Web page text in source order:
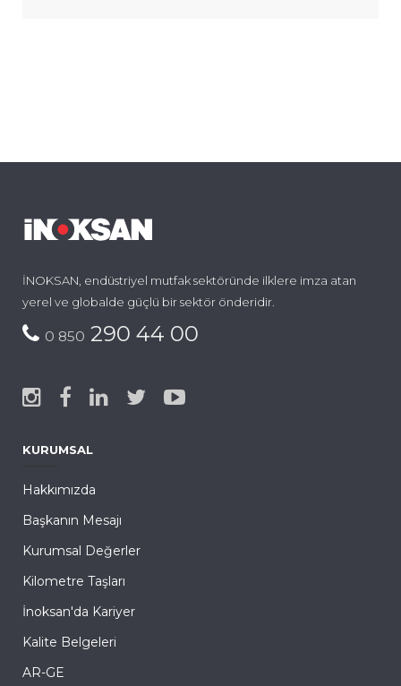
İNOKSAN, endüstriyel mutfak sektöründe ilklere imza atan
yerel ve globalde güçlü bir sektör önderidir.
0 850 290 44 00
KURUMSAL
Hakkımızda
Başkanın Mesajı
Kurumsal Değerler
Kilometre Taşları
İnoksan'da Kariyer
Kalite Belgeleri
AR-GE